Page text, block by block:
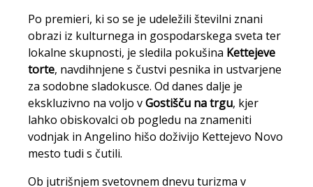
Po premieri, ki so se je udeležili številni znani
obrazi iz kulturnega in gospodarskega sveta ter
lokalne skupnosti, je sledila pokušina Kettejeve
torte, navdihnjene s čustvi pesnika in ustvarjene
za sodobne sladokusce. Od danes dalje je
ekskluzivno na voljo vGostišču na trgu, kjer
lahko obiskovalci ob pogledu na znameniti
vodnjak in Angelino hišo doživijo Kettejevo Novo
mesto tudi s čutili.
Ob jutrišnjem svetovnem dnevu turizma v